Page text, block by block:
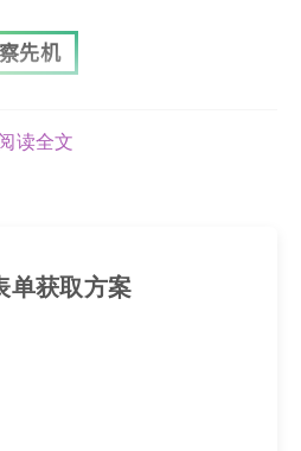
先机
到客户的需求、意见，就
销中台，将CDP与企业官
官网转变为营销中台，提
理以及转化的能力。
读全文
单获取方案